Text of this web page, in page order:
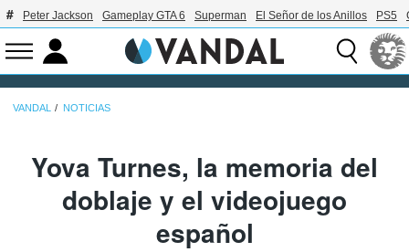
Peter Jackson Gameplay GTA 6 Superman El Señor de los Anillos PS5
VANDAL NOTICIAS
Yova Turnes, la memoria del
doblaje y el videojuego
español